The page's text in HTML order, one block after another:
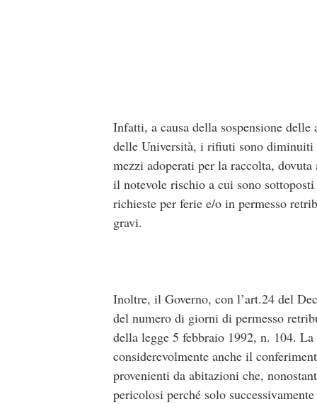
Infatti, a causa della sospensione
delle Università, i rifiuti sono diminuiti
mezzi adoperati per la raccolta,
il notevole rischio a cui sono
richieste per ferie e/o in permesso
gravi.
Inoltre, il Governo, con l’art.24 del
del numero di giorni di permesso
della legge 5 febbraio 1992, n. 104.
considerevolmente anche il
provenienti da abitazioni che,
pericolosi perché solo